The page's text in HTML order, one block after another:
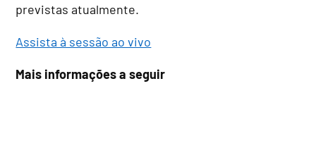
previstas atualmente.
Assista à sessão ao vivo
Mais informações a seguir